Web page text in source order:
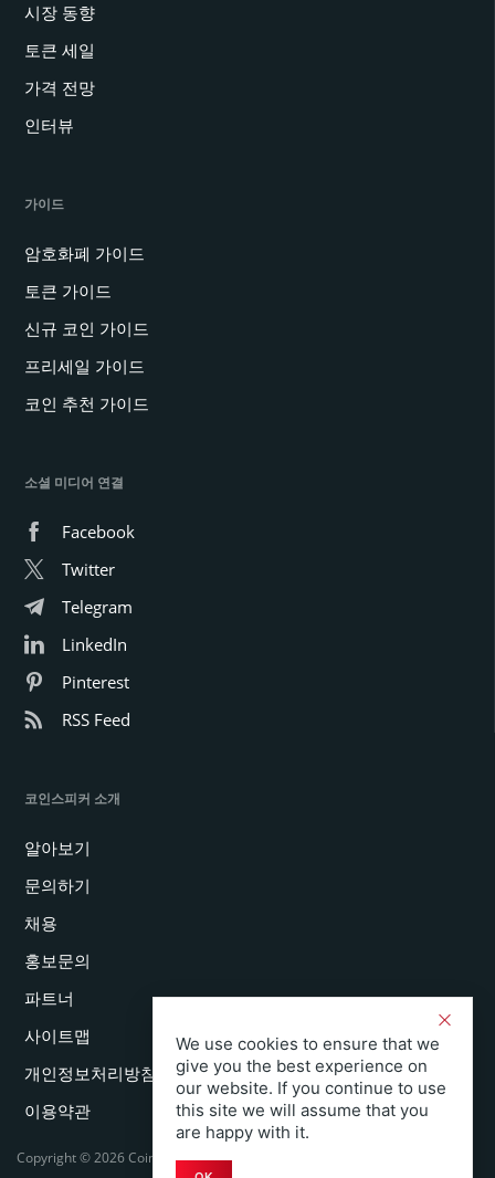
시장 동향
토큰 세일
가격 전망
인터뷰
가이드
암호화폐 가이드
토큰 가이드
신규 코인 가이드
프리세일 가이드
코인 추천 가이드
소셜 미디어 연결
Facebook
Twitter
Telegram
LinkedIn
Pinterest
RSS Feed
코인스피커 소개
알아보기
문의하기
채용
홍보문의
파트너
사이트맵
개인정보처리방침
이용약관
Copyright © 2026 Coinspeaker LTD. All rights reserved.
We use cookies to ensure that we
give you the best experience on
our website. If you continue to use
this site we will assume that you
are happy with it.